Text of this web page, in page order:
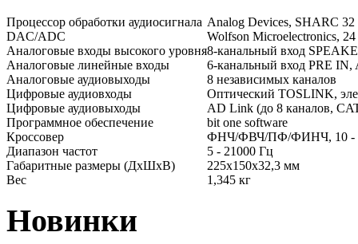
Процессор обработки аудиосигнала Analog Devices, SHARC
DAC/ADC
Wolfson Microelectronics,
Аналоговые входы высокого уровня8-канальный вход
Аналоговые линейные входы
6-канальный вход PRE
Аналоговые аудиовыходы
8 независимых каналов
Цифровые аудиовходы
Оптический TOSLINK,
Цифровые аудиовыходы
AD Link (до 8 каналов,
Программное обеспечение
bit one software
Кроссовер
ФНЧ/ФВЧ/ПФ/ФИНЧ, 10 -
Диапазон частот
5 - 21000 Гц
Габаритные размеры (ДхШхВ)
225х150х32,3 мм
Вес
1,345 кг
Новинки